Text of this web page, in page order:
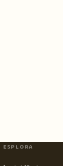
ESPLORA